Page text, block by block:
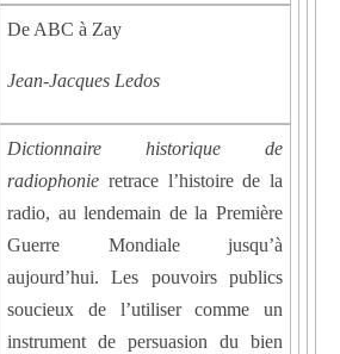
De ABC à Zay
Jean-Jacques Ledos
Dictionnaire historique de
radiophonie retrace l’histoire de la
radio, au lendemain de la Première
Guerre Mondiale jusqu’à
aujourd’hui. Les pouvoirs publics
soucieux de l’utiliser comme un
instrument de persuasion du bien